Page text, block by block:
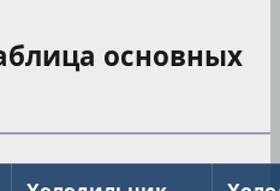
основных